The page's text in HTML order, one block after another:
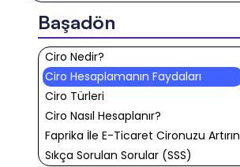
Başadön
Ciro Nedir?
Ciro Hesaplamanın Faydaları
Ciro Türleri
Ciro Nasıl Hesaplanır?
Faprika İle E-Ticaret Cironuzu Artırın
Sıkça Sorulan Sorular (SSS)